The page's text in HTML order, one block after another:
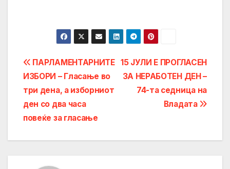
Post
navigation
15 ЈУЛИ Е ПРОГЛАСЕН
ЗА НЕРАБОТЕН ДЕН –
74-та седница на
Владата
ПАРЛАМЕНТАРНИТЕ
ИЗБОРИ – Гласање во
три дена, а изборниот
ден со два часа
повеќе за гласање